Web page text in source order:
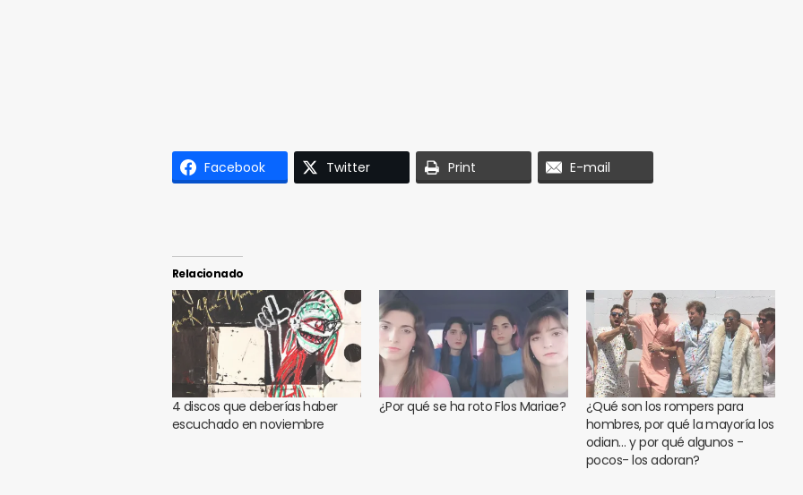
Facebook Twitter Print E-mail
Relacionado
4 discos que deberías haber
escuchado en noviembre
¿Por qué se ha roto Flos Mariae?
¿Qué son los rompers para
hombres, por qué la mayoría los
odian… y por qué algunos -
pocos- los adoran?